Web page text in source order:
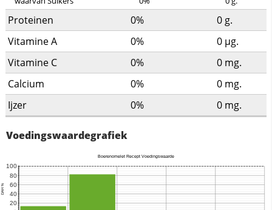
Proteinen 0% 0g.
Vitamine A
0% 0 µg.
Vitamine C
0% 0 mg.
Calcium
0% 0 mg.
Ijzer
0% 0 mg.
Voedingswaardegrafiek